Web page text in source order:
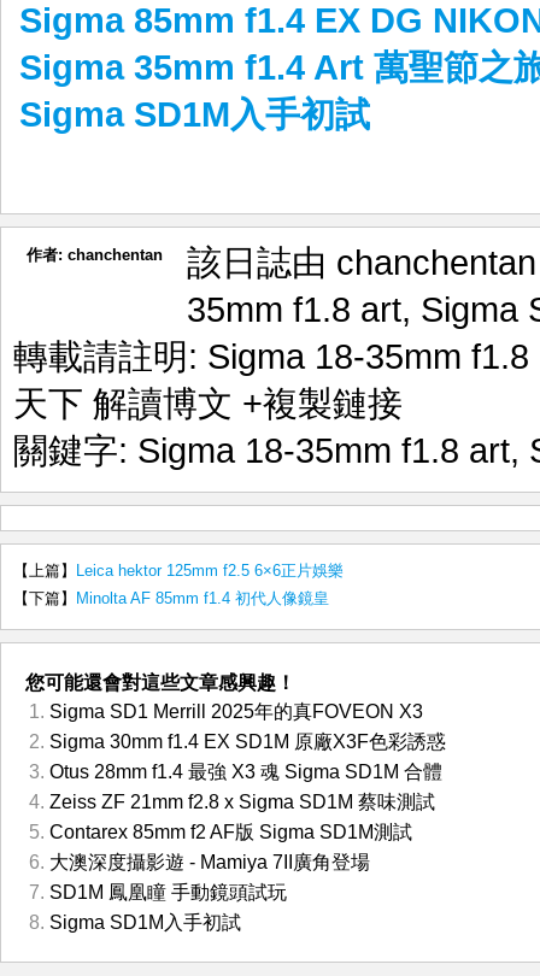
Sigma 85mm f1.4 EX DG
Sigma 35mm f1.4 Art 萬聖節之
Sigma SD1M入手初試
作者: chanchentan
該日誌由
35mm f1.8 art, Sigma
轉載請註明: Sigma 18-35mm
天下 解讀博文 +複製鏈接
關鍵字: Sigma 18-35mm f1.8 art,
【上篇】
Leica hektor 125mm f2.5 6×6正片娛樂
【下篇】
Minolta AF 85mm f1.4 初代人像鏡皇
您可能還會對這些文章感興趣！
Sigma SD1 Merrill 2025年的真FOVEON X3
Sigma 30mm f1.4 EX SD1M 原廠X3F色彩誘惑
Otus 28mm f1.4 最強 X3 魂 Sigma SD1M 合體
Zeiss ZF 21mm f2.8 x Sigma SD1M 蔡味測試
Contarex 85mm f2 AF版 Sigma SD1M測試
大澳深度攝影遊 - Mamiya 7II廣角登場
SD1M 鳳凰瞳 手動鏡頭試玩
Sigma SD1M入手初試